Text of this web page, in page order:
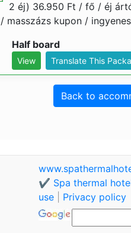
2 éj) 36.950 Ft / fő / éj
masszázs kupon /
Half board
View Translate This
Back to
✔️ Spa thermal
use
Privacy policy